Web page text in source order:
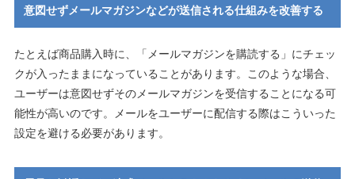
意図せずメールマガジンなどが送信される仕組みを改善する
たとえば商品購入時に、「メールマガジンを購読する」にチェッ
クが入ったままになっていることがあります。このような場合、
ユーザーは意図せずそのメールマガジンを受信することになる可
能性が高いのです。メールをユーザーに配信する際はこういった
設定を避ける必要があります。